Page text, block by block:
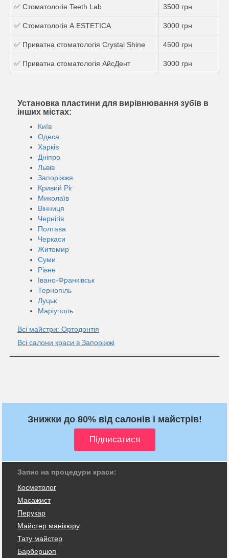
✅ Стоматологія Teeth Lab 3500 грн
✅ Стоматологія A.ESTETICA 3000 грн
✅ Приватна стоматологія Crystal Shine 4500 грн
✅ Приватна стоматологія АйсДент 3000 грн
Установка пластини для вирівнювання зубів в
інших містах:
Київ
Одеса
Харків
Дніпро
Львів
Запоріжжя
Кривий Ріг
Миколаїв
Вінниця
Чернігів
Полтава
Черкаси
Житомир
Суми
Рівне
Івано-Франківськ
Тернопіль
Луцьк
Маріуполь
Всі майстри: Ортодонтія
Всі салони краси в Запоріжжі
Знижки до 80% від салонів і майстрів!
Запис на процедури краси:
Косметолог
Масажист
Перукар
Майстер манікюру
Тату майстер
Барбершоп